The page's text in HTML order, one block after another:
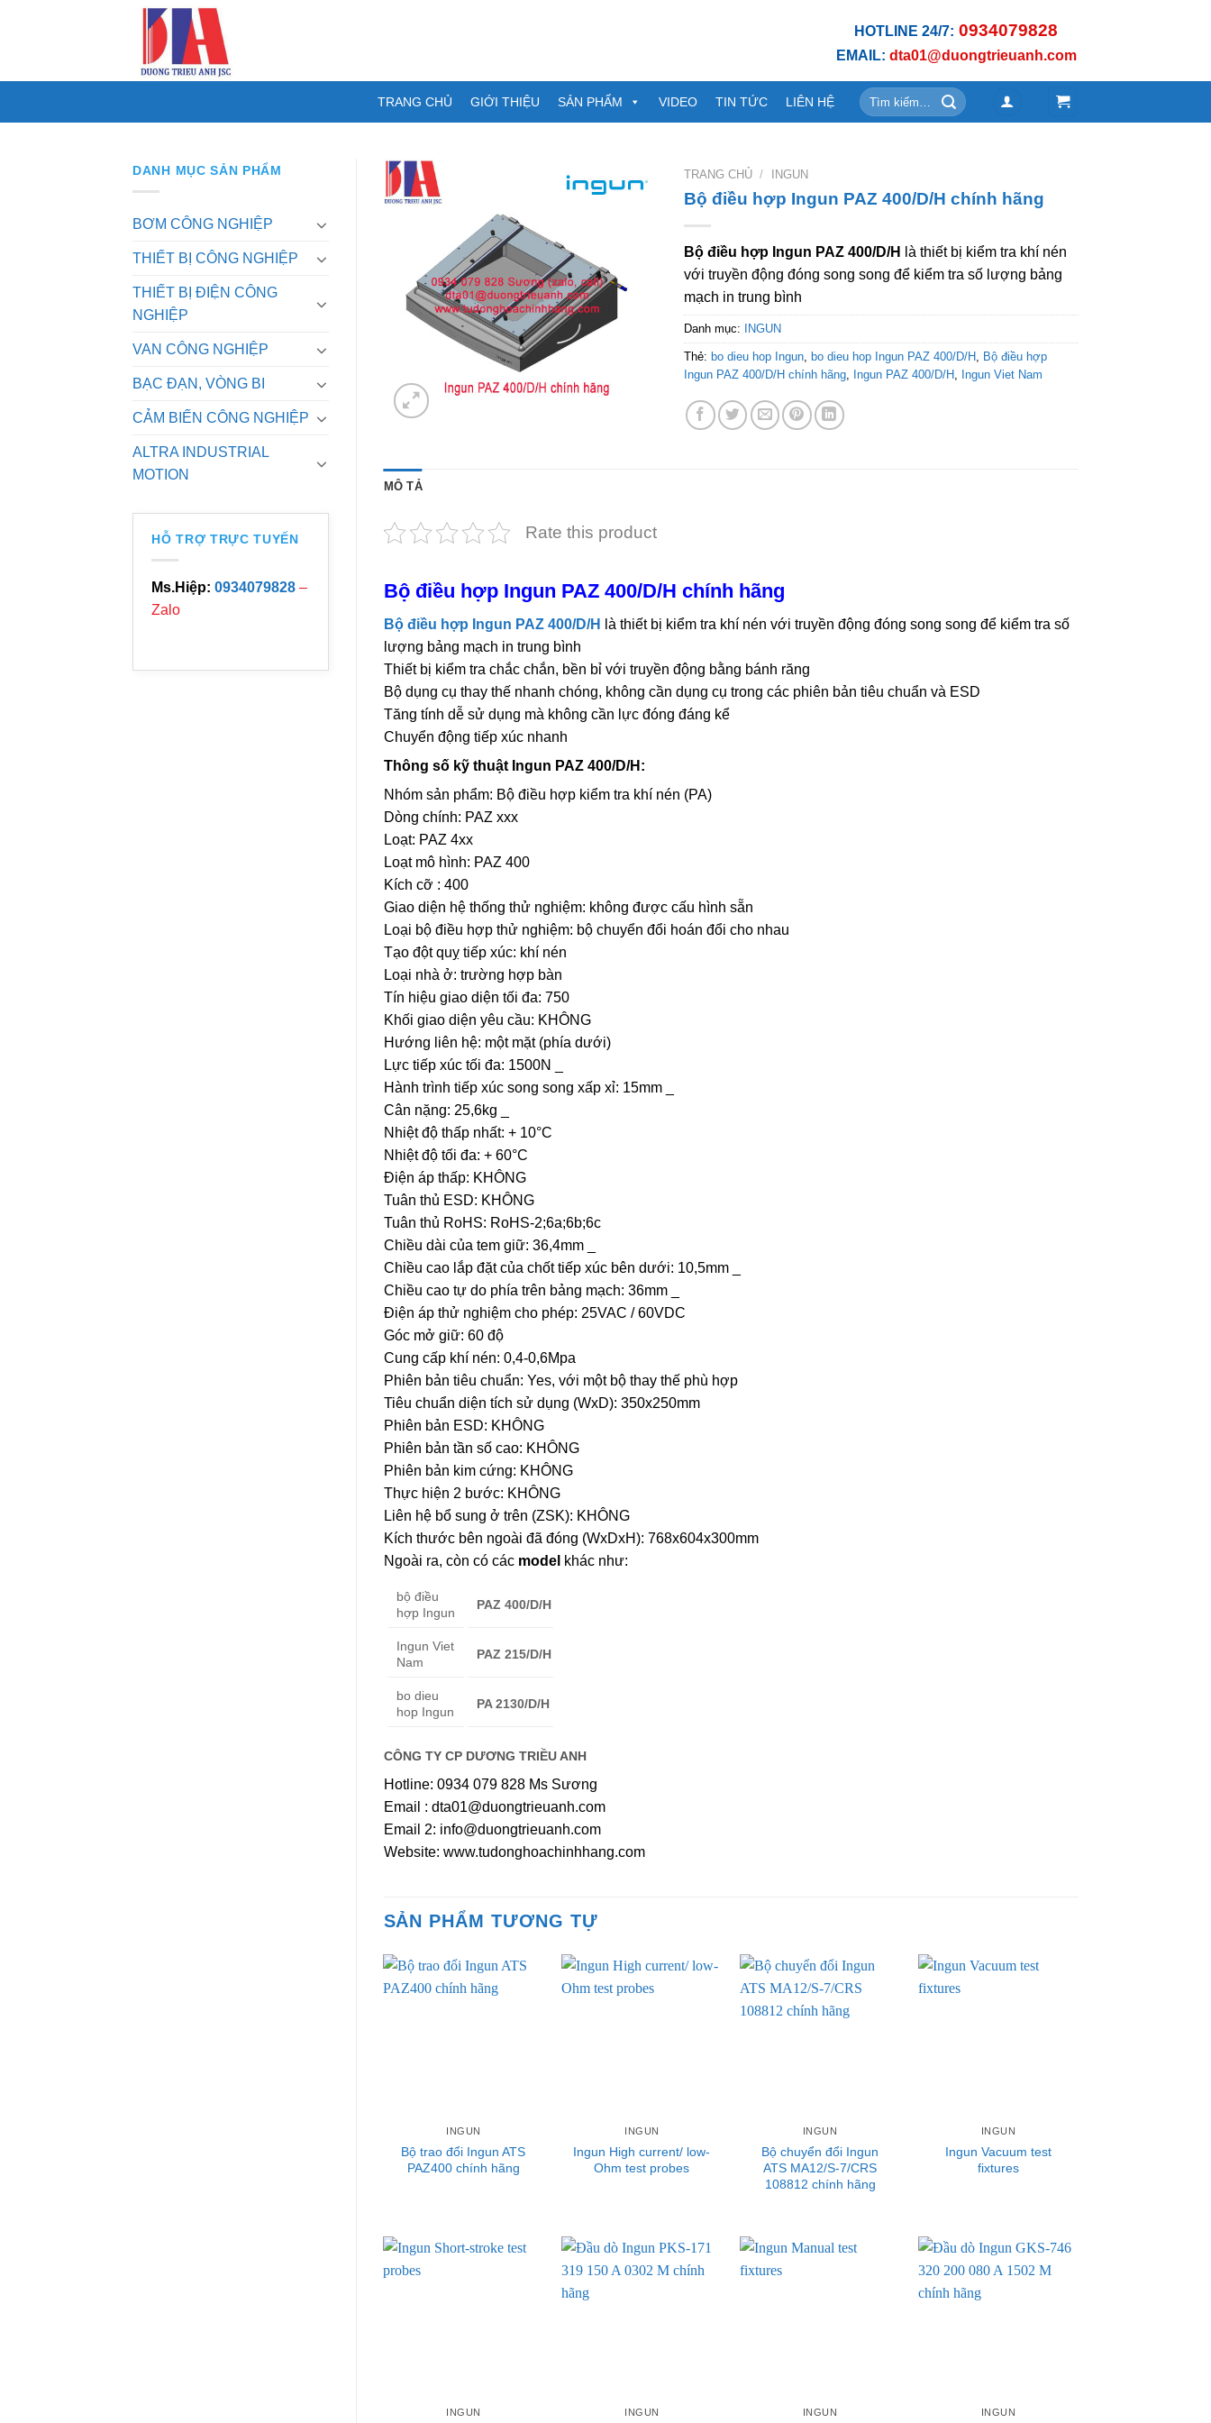
HOTLINE 24/7: 0934079828
EMAIL: dta01@duongtrieuanh.com
TRANG CHỦ GIỚI THIỆU SẢN PHẨM VIDEO TIN TỨC LIÊN HỆ
Tìm
kiếm:
DANH MỤC SẢN PHẨM
BƠM CÔNG NGHIỆP
THIẾT BỊ CÔNG NGHIỆP
THIẾT BỊ ĐIỆN CÔNG
NGHIỆP
VAN CÔNG NGHIỆP
BẠC ĐẠN, VÒNG BI
CẢM BIẾN CÔNG NGHIỆP
ALTRA INDUSTRIAL
MOTION
HỖ TRỢ TRỰC TUYẾN
Ms.Hiệp: 0934079828 –
Zalo
TRANG CHỦ / INGUN
Bộ điều hợp Ingun PAZ 400/D/H chính hãng
Bộ điều hợp Ingun PAZ 400/D/H
là thiết bị kiểm tra khí nén
với truyền động đóng song song để kiểm tra số lượng bảng
mạch in trung bình
Danh mục: INGUN
Thẻ: bo dieu hop Ingun, bo dieu hop Ingun PAZ 400/D/H , Bộ điều hợp
Ingun PAZ 400/D/H chính hãng, Ingun PAZ 400/D/H , Ingun Viet Nam
MÔ TẢ
Rate this product
Bộ điều hợp Ingun PAZ 400/D/H chính hãng
Bộ điều hợp Ingun PAZ 400/D/H
là thiết bị kiểm tra khí nén với truyền động đóng song song để kiểm tra số
lượng bảng mạch in trung bình
Thiết bị kiểm tra chắc chắn, bền bỉ với truyền động bằng bánh răng
Bộ dụng cụ thay thế nhanh chóng, không cần dụng cụ trong các phiên bản tiêu chuẩn và ESD
Tăng tính dễ sử dụng mà không cần lực đóng đáng kể
Chuyển động tiếp xúc nhanh
Thông số kỹ thuật Ingun PAZ 400/D/H:
Nhóm sản phẩm: Bộ điều hợp kiểm tra khí nén (PA)
Dòng chính: PAZ xxx
Loạt: PAZ 4xx
Loạt mô hình: PAZ 400
Kích cỡ : 400
Giao diện hệ thống thử nghiệm: không được cấu hình sẵn
Loại bộ điều hợp thử nghiệm: bộ chuyển đổi hoán đổi cho nhau
Tạo đột quỵ tiếp xúc: khí nén
Loại nhà ở: trường hợp bàn
Tín hiệu giao diện tối đa: 750
Khối giao diện yêu cầu: KHÔNG
Hướng liên hệ: một mặt (phía dưới)
Lực tiếp xúc tối đa: 1500N _
Hành trình tiếp xúc song song xấp xỉ: 15mm _
Cân nặng: 25,6kg _
Nhiệt độ thấp nhất: + 10°C
Nhiệt độ tối đa: + 60°C
Điện áp thấp: KHÔNG
Tuân thủ ESD: KHÔNG
Tuân thủ RoHS: RoHS-2;6a;6b;6c
Chiều dài của tem giữ: 36,4mm _
Chiều cao lắp đặt của chốt tiếp xúc bên dưới: 10,5mm _
Chiều cao tự do phía trên bảng mạch: 36mm _
Điện áp thử nghiệm cho phép: 25VAC / 60VDC
Góc mở giữ: 60 độ
Cung cấp khí nén: 0,4-0,6Mpa
Phiên bản tiêu chuẩn: Yes, với một bộ thay thế phù hợp
Tiêu chuẩn diện tích sử dụng (WxD): 350x250mm
Phiên bản ESD: KHÔNG
Phiên bản tần số cao: KHÔNG
Phiên bản kim cứng: KHÔNG
Thực hiện 2 bước: KHÔNG
Liên hệ bổ sung ở trên (ZSK): KHÔNG
Kích thước bên ngoài đã đóng (WxDxH): 768x604x300mm
Ngoài ra, còn có các model khác như:
bộ điều
hợp Ingun
PAZ 400/D/H
Ingun Viet
Nam
PAZ 215/D/H
bo dieu
hop Ingun
PA 2130/D/H
CÔNG TY CP DƯƠNG TRIỀU ANH
Hotline: 0934 079 828 Ms Sương
Email : dta01@duongtrieuanh.com
Email 2: info@duongtrieuanh.com
Website: www.tudonghoachinhhang.com
SẢN PHẨM TƯƠNG TỰ
INGUN
Bộ trao đổi Ingun ATS
PAZ400 chính hãng
INGUN
Ingun High current/ low-
Ohm test probes
INGUN
Bộ chuyển đổi Ingun
ATS MA12/S-7/CRS
108812 chính hãng
INGUN
Ingun Vacuum test
fixtures
INGUN INGUN INGUN INGUN